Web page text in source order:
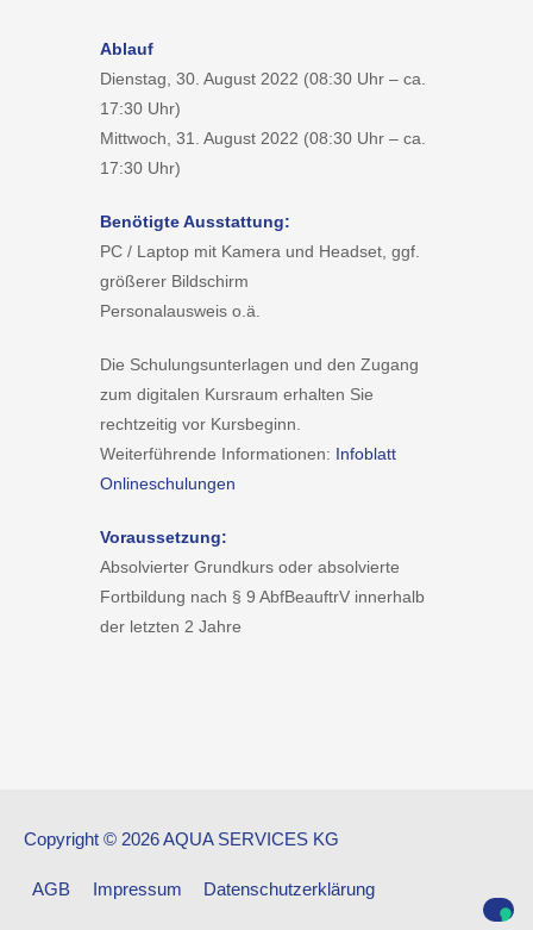
Ablauf
Dienstag, 30. August 2022 (08:30 Uhr – ca.
17:30 Uhr)
Mittwoch, 31. August 2022 (08:30 Uhr – ca.
17:30 Uhr)
Benötigte Ausstattung:
PC / Laptop mit Kamera und Headset, ggf.
größerer Bildschirm
Personalausweis o.ä.
Die Schulungsunterlagen und den Zugang
zum digitalen Kursraum erhalten Sie
rechtzeitig vor Kursbeginn.
Weiterführende Informationen: Infoblatt
Onlineschulungen
Voraussetzung:
Absolvierter Grundkurs oder absolvierte
Fortbildung nach § 9 AbfBeauftrV innerhalb
der letzten 2 Jahre
Copyright © 2026 AQUA SERVICES KG
AGB Impressum Datenschutzerklärung